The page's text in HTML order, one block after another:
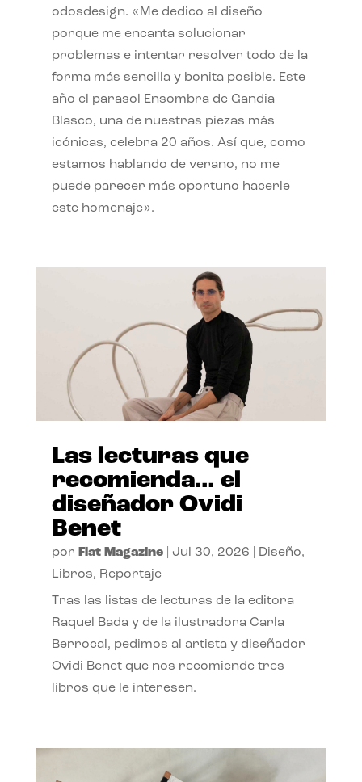
odosdesign. «Me dedico al diseño
porque me encanta solucionar
problemas e intentar resolver todo de la
forma más sencilla y bonita posible. Este
año el parasol Ensombra de Gandia
Blasco, una de nuestras piezas más
icónicas, celebra 20 años. Así que, como
estamos hablando de verano, no me
puede parecer más oportuno hacerle
este homenaje».
Las lecturas que
recomienda… el
diseñador Ovidi
Benet
por Flat Magazine| Jul 30, 2026 Diseño,
Libros, Reportaje
Tras las listas de lecturas de la editora
Raquel Bada y de la ilustradora Carla
Berrocal, pedimos al artista y diseñador
Ovidi Benet que nos recomiende tres
libros que le interesen.